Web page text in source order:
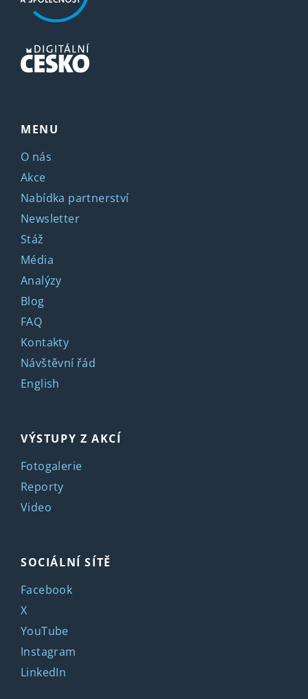
MENU
O nás
Akce
Nabídka partnerství
Newsletter
Stáž
Média
Analýzy
Blog
FAQ
Kontakty
Návštěvní řád
English
VÝSTUPY Z AKCÍ
Fotogalerie
Reporty
Video
SOCIÁLNÍ SÍTĚ
Facebook
X
YouTube
Instagram
LinkedIn